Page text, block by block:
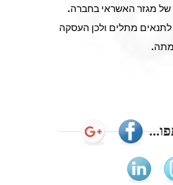
של מגזר האשראי בחברה.
מתלים ולכן העסקה